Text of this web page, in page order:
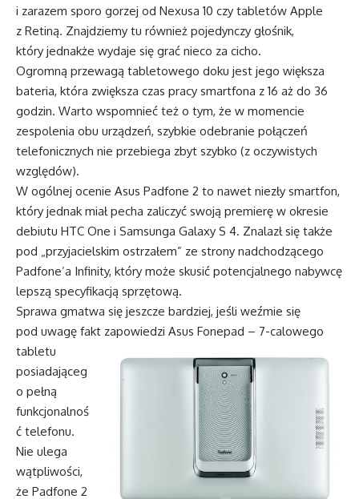
i zarazem sporo gorzej od Nexusa 10 czy tabletów Apple
z Retiną. Znajdziemy tu również pojedynczy głośnik,
który jednakże wydaje się grać nieco za cicho.
Ogromną przewagą tabletowego doku jest jego większa
bateria, która zwiększa czas pracy smartfona z 16 aż do 36
godzin. Warto wspomnieć też o tym, że w momencie
zespolenia obu urządzeń, szybkie odebranie połączeń
telefonicznych nie przebiega zbyt szybko (z oczywistych
względów).
W ogólnej ocenie Asus Padfone 2 to nawet niezły smartfon,
który jednak miał pecha zaliczyć swoją premierę w okresie
debiutu HTC One i Samsunga Galaxy S 4. Znalazł się także
pod „przyjacielskim ostrzałem” ze strony nadchodzącego
Padfone’a Infinity, który może skusić potencjalnego nabywcę
lepszą specyfikacją sprzętową.
Sprawa gmatwa się jeszcze bardziej, jeśli weźmie się
pod uwagę fakt zapowiedzi Asus Fonepad – 7-calowego
tabletu
posiadająceg
o pełną
funkcjonalnoś
ć telefonu.
Nie ulega
wątpliwości,
że Padfone 2